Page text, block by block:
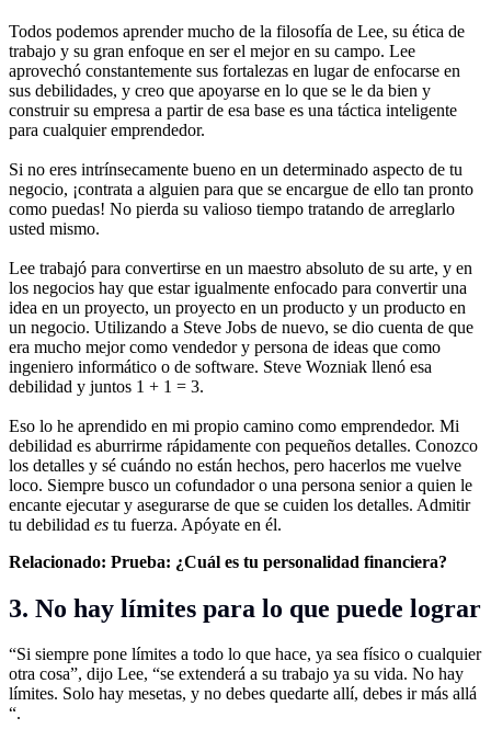
Todos podemos aprender mucho de la filosofía de Lee, su ética de
trabajo y su gran enfoque en ser el mejor en su campo. Lee
aprovechó constantemente sus fortalezas en lugar de enfocarse en
sus debilidades, y creo que apoyarse en lo que se le da bien y
construir su empresa a partir de esa base es una táctica inteligente
para cualquier emprendedor.
Si no eres intrínsecamente bueno en un determinado aspecto de tu
negocio, ¡contrata a alguien para que se encargue de ello tan pronto
como puedas! No pierda su valioso tiempo tratando de arreglarlo
usted mismo.
Lee trabajó para convertirse en un maestro absoluto de su arte, y en
los negocios hay que estar igualmente enfocado para convertir una
idea en un proyecto, un proyecto en un producto y un producto en
un negocio. Utilizando a Steve Jobs de nuevo, se dio cuenta de que
era mucho mejor como vendedor y persona de ideas que como
ingeniero informático o de software. Steve Wozniak llenó esa
debilidad y juntos 1 + 1 = 3.
Eso lo he aprendido en mi propio camino como emprendedor. Mi
debilidad es aburrirme rápidamente con pequeños detalles. Conozco
los detalles y sé cuándo no están hechos, pero hacerlos me vuelve
loco. Siempre busco un cofundador o una persona senior a quien le
encante ejecutar y asegurarse de que se cuiden los detalles. Admitir
tu debilidad es tu fuerza. Apóyate en él.
Relacionado: Prueba: ¿Cuál es tu personalidad financiera?
3. No hay límites para lo que puede lograr
“Si siempre pone límites a todo lo que hace, ya sea físico o cualquier
otra cosa”, dijo Lee, “se extenderá a su trabajo ya su vida. No hay
límites. Solo hay mesetas, y no debes quedarte allí, debes ir más allá
“.